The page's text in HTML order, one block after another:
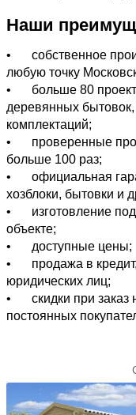
Контакты
Площадь
—
Обшивка внешняя
Блок- хаус
Вагонка хвойных
Имитация бруса
Профнастил S-8
Профнастил в
Обшивка
Вагонка хвойных
Наши
•
собственное
любую точку
•
больше 80
деревянных
комплектаций;
•
проверенные
больше 100 раз;
•
официальная
хозблоки, бытовки и
•
изготовление
объекте;
•
доступные цены;
•
продажа в
юридических лиц;
•
скидки при заказ
постоянных